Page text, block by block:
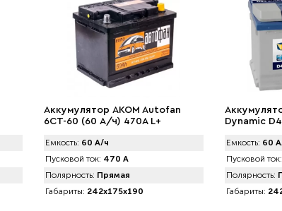
Аккумулятор AKOM Autofan
6СТ-60 (60 А/ч) 470А L+
Емкость: 60 А/ч
Пусковой ток: 470 А
Полярность: Прямая
Габариты: 242x175x190
Dynamic
Емкость: 60
Пусковой ток:
Полярность:
Габариты: